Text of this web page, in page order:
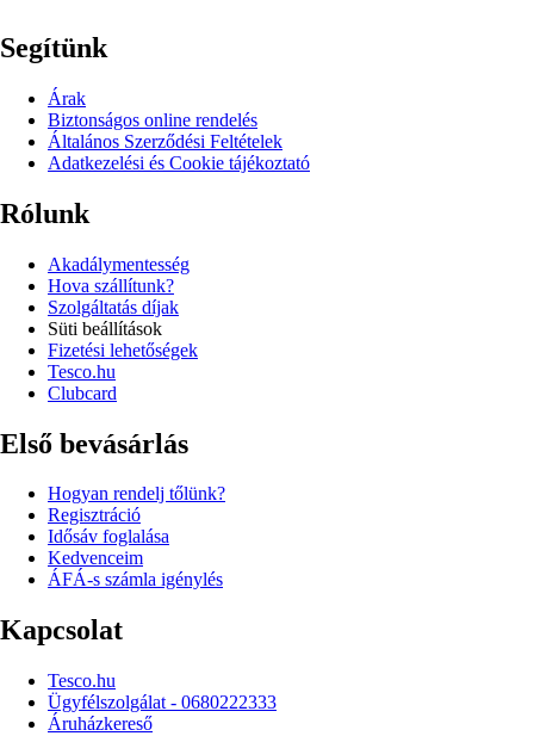
Segítünk
Árak
Biztonságos online rendelés
Általános Szerződési Feltételek
Adatkezelési és Cookie tájékoztató
Rólunk
Akadálymentesség
Hova szállítunk?
Szolgáltatás díjak
Süti beállítások
Fizetési lehetőségek
Tesco.hu
Clubcard
Első bevásárlás
Hogyan rendelj tőlünk?
Regisztráció
Idősáv foglalása
Kedvenceim
ÁFÁ-s számla igénylés
Kapcsolat
Tesco.hu
Ügyfélszolgálat - 0680222333
Áruházkereső